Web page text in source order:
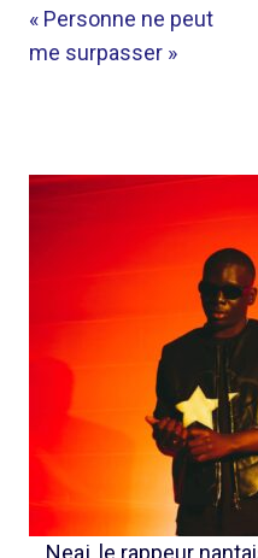
« Personne ne peut
me surpasser »
Neaj, le rappeur